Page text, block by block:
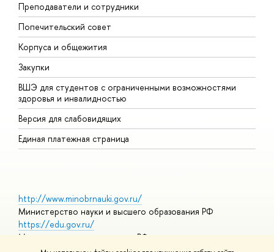
Преподаватели и сотрудники
Попечительский совет
Корпуса и общежития
Закупки
ВШЭ для студентов с ограниченными возможностями
здоровья и инвалидностью
Версия для слабовидящих
Единая платежная страница
http://www.minobrnauki.gov.ru/
Министерство науки и высшего образования РФ
https://edu.gov.ru/
Министерство просвещения РФ